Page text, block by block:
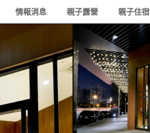
情報消息 親子露營 親子住宿